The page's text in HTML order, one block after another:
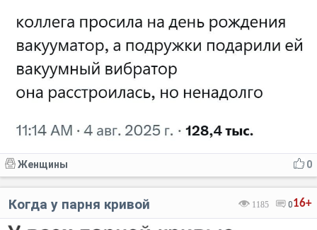
0
Женщины
16+
1185 0
Когда у парня кривой